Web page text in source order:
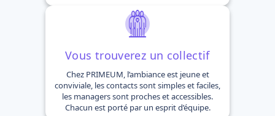
Vous trouverez un collectif
Chez PRIMEUM, l’ambiance est jeune et
conviviale, les contacts sont simples et faciles,
les managers sont proches et accessibles.
Chacun est porté par un esprit d’équipe.